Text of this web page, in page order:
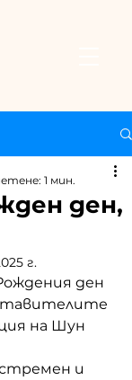
ден,
1 мин.
г.
ден
на Шун
и